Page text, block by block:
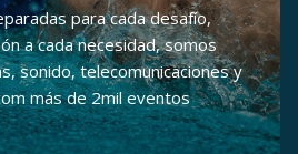
para cada desafío,
a cada necesidad, somos
sonido, telecomunicaciones y
más de 2mil eventos